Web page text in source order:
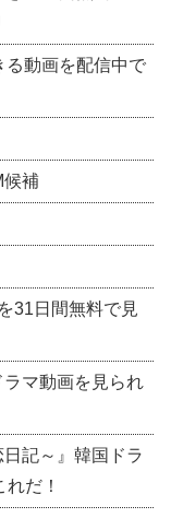
る動画を配信中で
候補
31日間無料で見
ラマ動画を見られ
記～』韓国ドラ
だ！